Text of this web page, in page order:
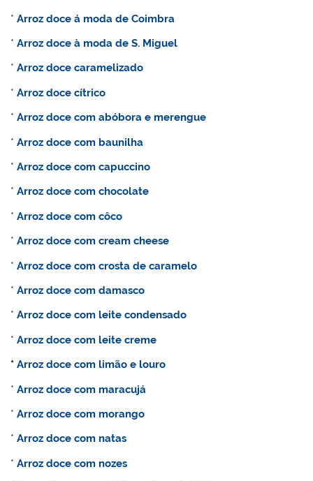
*Arroz doce á moda de Coimbra
*Arroz doce à moda de S. Miguel
*Arroz doce caramelizado
*Arroz doce cítrico
*Arroz doce com abóbora e merengue
*Arroz doce com baunilha
*Arroz doce com capuccino
*Arroz doce com chocolate
*Arroz doce com côco
*Arroz doce com cream cheese
*Arroz doce com crosta de caramelo
*Arroz doce com damasco
*Arroz doce com leite condensado
*Arroz doce com leite creme
*Arroz doce com limão e louro
*Arroz doce com maracujá
*Arroz doce com morango
*Arroz doce com natas
*Arroz doce com nozes